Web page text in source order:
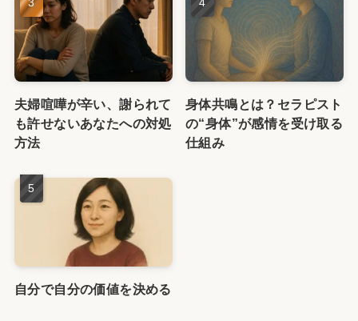
夫婦喧嘩が辛い、謝られて
も許せないあなたへの対処
方法
身体共鳴とは？セラピスト
の“身体”が感情を受け取る
仕組み
自分で自分の価値を決める